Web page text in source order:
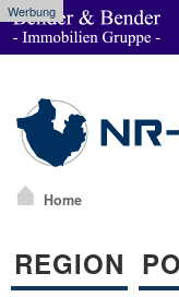
Werbung
Home
REGION